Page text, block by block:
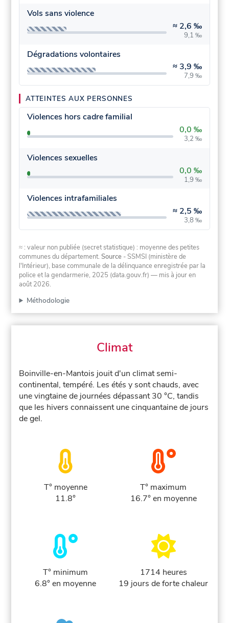
Vols sans violence
≈ 2,6 ‰
9,1 ‰
Dégradations volontaires
≈ 3,9 ‰
7,9 ‰
ATTEINTES AUX PERSONNES
Violences hors cadre familial
0,0 ‰
3,2 ‰
Violences sexuelles
0,0 ‰
1,9 ‰
Violences intrafamiliales
≈ 2,5 ‰
3,8 ‰
≈ : valeur non publiée (secret statistique) : moyenne des petites
communes du département.Source - SSMSI (ministère de
l'Intérieur), base communale de la délinquance enregistrée par la
police et la gendarmerie, 2025 (data.gouv.fr) — mis à jour en
août 2026.
Méthodologie
Climat
Boinville-en-Mantois jouit d'un climat semi-
continental, tempéré. Les étés y sont chauds, avec
une vingtaine de journées dépassant 30 °C, tandis
que les hivers connaissent une cinquantaine de jours
de gel.
T° moyenne
11.8°
T° maximum
16.7° en moyenne
T° minimum
6.8° en moyenne
1714 heures
19 jours de forte chaleur